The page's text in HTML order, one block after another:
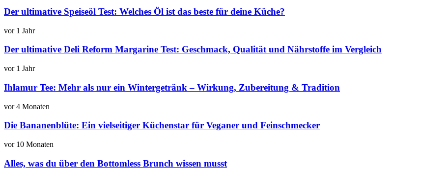
Der ultimative Speiseöl Test: Welches Öl ist das beste für deine Küche?
vor 1 Jahr
Der ultimative Deli Reform Margarine Test: Geschmack, Qualität und Nährstoffe im Vergleich
vor 1 Jahr
Ihlamur Tee: Mehr als nur ein Wintergetränk – Wirkung, Zubereitung & Tradition
vor 4 Monaten
Die Bananenblüte: Ein vielseitiger Küchenstar für Veganer und Feinschmecker
vor 10 Monaten
Alles, was du über den Bottomless Brunch wissen musst